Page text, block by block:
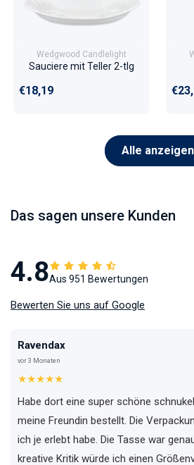
Wedgwood Candlelight
Sauciere mit Teller 2-tlg
Normaler Preis
€18,19
Alle anzeigen
Das sagen unsere Kunden
4.8Aus 951 Bewertungen
Bewerten Sie uns auf Google
Ravendax
vor 3 Monaten
★★★★★
Habe dort eine super schöne
meine Freundin bestellt. Die
ich je erlebt habe. Die Tasse war
kreative Kritik würde ich einen